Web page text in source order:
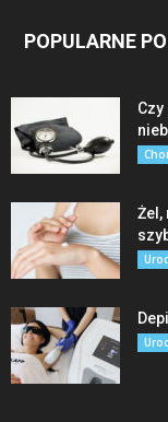
POPULARNE
Żel,